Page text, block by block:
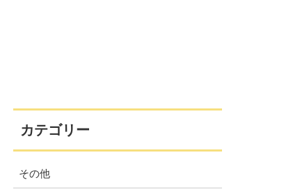
カテゴリー
その他